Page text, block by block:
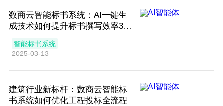
数商云智能标书系统：AI一键生
成技术如何提升标书撰写效率30
智能标书系统
2025-03-13
建筑行业新标杆：数商云智能标
书系统如何优化工程投标全流程